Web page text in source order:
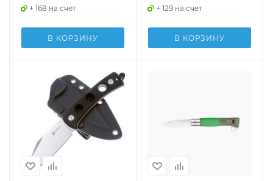
+ 168 на счет
В КОРЗИНУ
+ 129 на счет
В КОРЗИНУ